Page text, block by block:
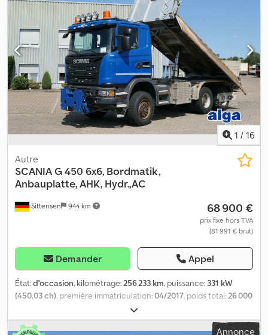
d'émission:Euro 5, suspension:acier , largeur totale:
taille du pneu avant:315 / 80 R 22.5 / 11mm, nombre de sièges:
Équipement:climatisation,
1 / 16
Sittensen 944 km
Autre
SCANIAG 450 6x6, Bordmatik,
Anbauplatte, AHK, Hydr.,AC
68 900 €
prix fixe hors TVA
(81 991 € brut)
Demander Appel
État:d'occasion, kilométrage: 256 233 km, puissance: 331 kW
(450,03 ch) , première immatriculation:04/2017 , poids total: 26 000
, couleur:
d'essieux:3 essieux, type d'engrenage:automatique, classe
Annonce